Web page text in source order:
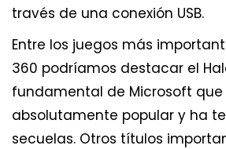
través de una conexión USB.
Entre los juegos más
360 podríamos destacar el
fundamental de Microsoft que
absolutamente popular y ha
secuelas. Otros títulos